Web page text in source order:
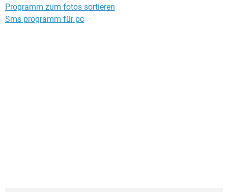
Programm zum fotos sortieren
Sms programm für pc